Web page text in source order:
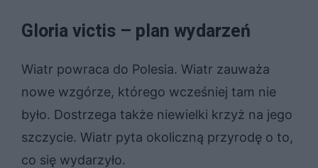
Gloria victis – plan wydarzeń
Wiatr powraca do Polesia. Wiatr zauważa
nowe wzgórze, którego wcześniej tam nie
było. Dostrzega także niewielki krzyż na jego
szczycie. Wiatr pyta okoliczną przyrodę o to,
co się wydarzyło.